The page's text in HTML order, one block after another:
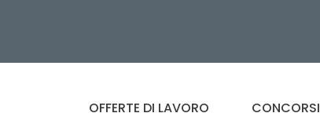
OFFERTE DI LAVORO CONCORSI